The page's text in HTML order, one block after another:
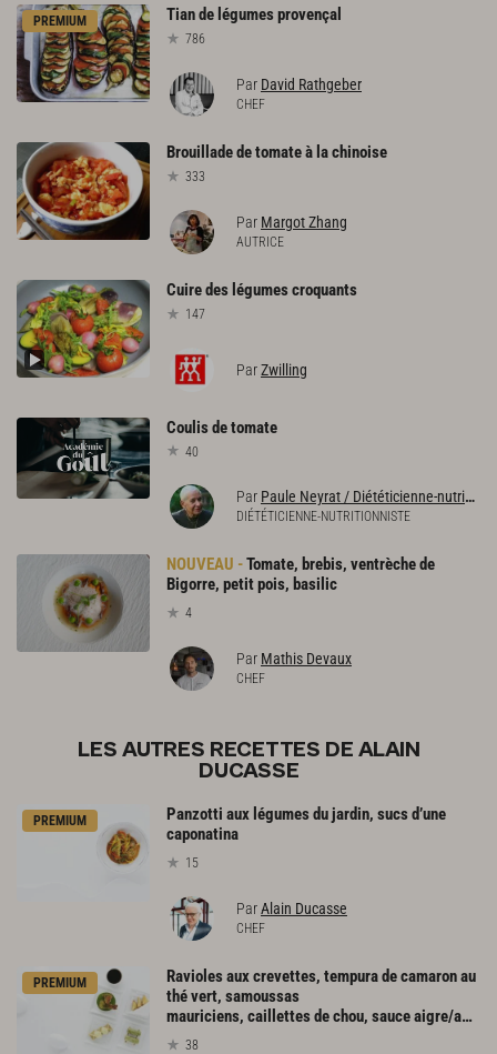
PREMIUM Tiande légumesprovençal
786
Par David Rathgeber
CHEF
Brouilladedetomateà lachinoise
333
Par Margot Zhang
AUTRICE
Cuiredes légumescroquants
147
ParZwilling
Coulisdetomate
40
Par Paule Neyrat / Diététicienne-nutritionniste
DIÉTÉTICIENNE-NUTRITIONNISTE
Tomate, brebis, ventrèche de
Bigorre, petit pois, basilic
4
Par Mathis Devaux
CHEF
LES AUTRES RECETTES DE ALAIN
DUCASSE
PREMIUM
Panzotti aux légumes du jardin, sucs d’une
caponatina
15
ParAlain Ducasse
CHEF
PREMIUM
Ravioles aux crevettes, tempura de camaron au
thé vert, samoussas
mauriciens, caillettes de chou, sauce aigre/amère
38